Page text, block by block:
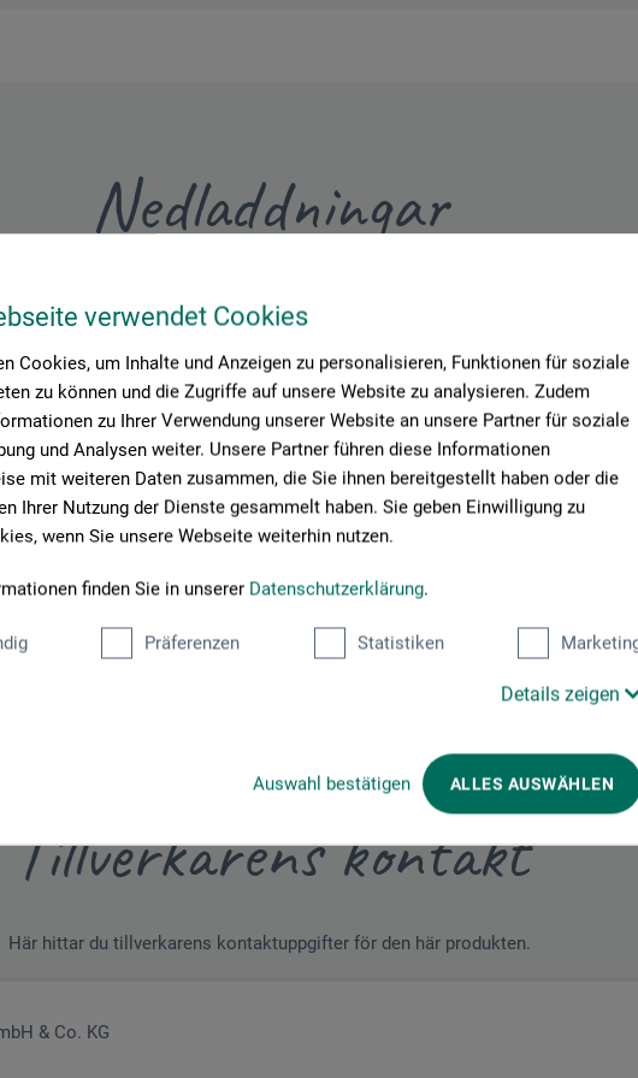
verwendet Cookies
Cookies, um Inhalte und Anzeigen zu personalisieren, Funktionen für soziale
zu können und die Zugriffe auf unsere Website zu analysieren. Zudem
zu Ihrer Verwendung unserer Website an unsere Partner für soziale
und Analysen weiter. Unsere Partner führen diese Informationen
mit weiteren Daten zusammen, die Sie ihnen bereitgestellt haben oder die
Ihrer Nutzung der Dienste gesammelt haben. Sie geben Einwilligung zu
wenn Sie unsere Webseite weiterhin nutzen.
finden Sie in unserer Datenschutzerklärung.
Präferenzen Statistiken
Details zeigen
Auswahl bestätigen ALLES AUSWÄHLEN
Nedladdningar
Gouache_HG15xxx-HG60xxx_2023.pdf
Gouache_HGx103_Zinkvit_2023.pdf
Tillverkarens kontakt
Här hittar du tillverkarens kontaktuppgifter för den här produkten.
& Co. KG